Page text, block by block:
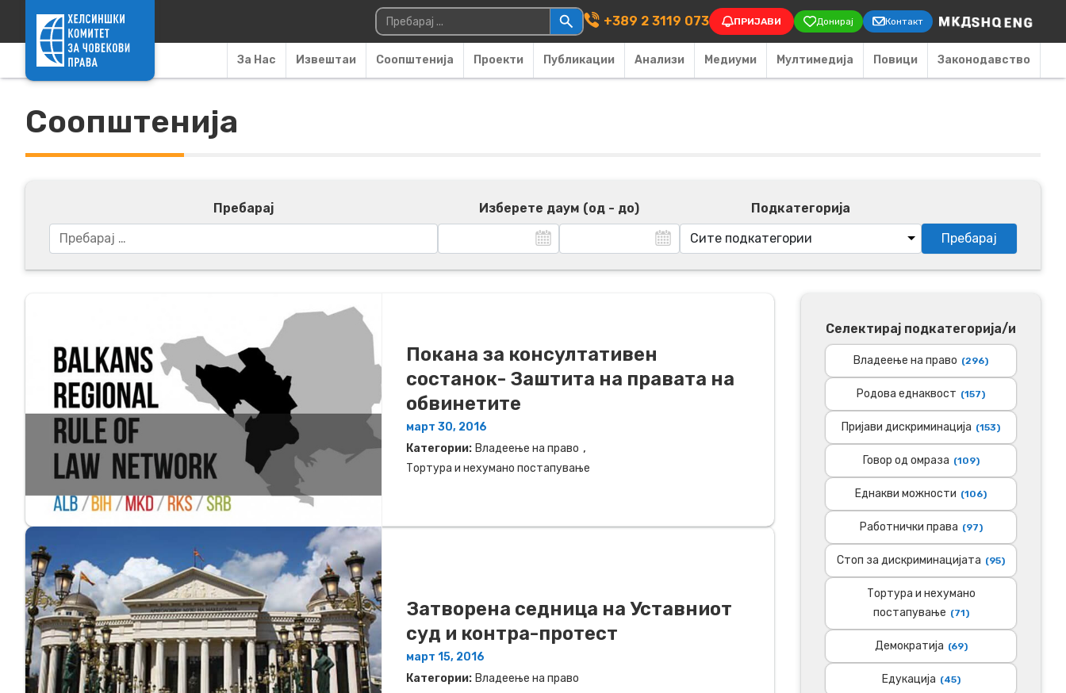
Main Navigation
Пребарувај за: +389 2 3119 073 ПРИЈАВИ Донирај Контакт
За Нас Извештаи Соопштенија Проекти Публикации Анализи Медиуми Мултимедија Повици Законодавство
Соопштенија
Пребарај Изберете даум (од - до) Подкатегорија
Покана за консултативен
состанок- Заштита на правата на
обвинетите
март 30, 2016
Категории: Владеење на право ,
Тортура и нехумано постапување
Затворена седница на Уставниот
суд и контра-протест
март 15, 2016
Категории: Владеење на право
Селектирај подкатегорија/и
Владеење на право (296)
Родова еднаквост (157)
Пријави дискриминација (153)
Говор од омраза (109)
Еднакви можности (106)
Работнички права (97)
Стоп за дискриминацијата (95)
Тортура и нехумано
постапување (71)
Демократија (69)
Едукација (45)